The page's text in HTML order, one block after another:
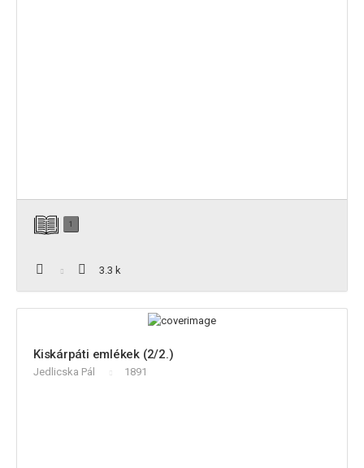
1
3.3 k
Kiskárpáti emlékek (2/2.)
Jedlicska Pál 1891